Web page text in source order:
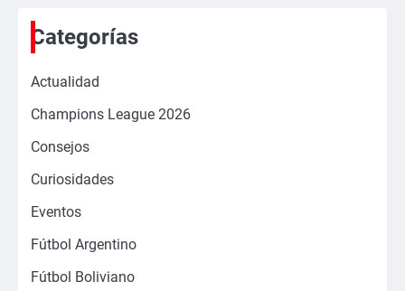
Categorías
Actualidad
Champions League 2026
Consejos
Curiosidades
Eventos
Fútbol Argentino
Fútbol Boliviano